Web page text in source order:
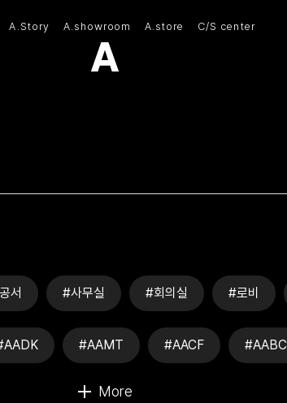
A.Story A.showroom A.store C/S center
(주)아모스아인스가구
서 #사무실 #회의실 #로비
#AAMT #AACF #AABC